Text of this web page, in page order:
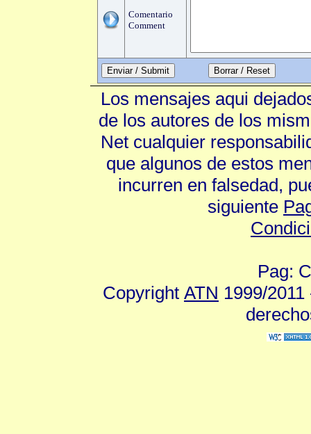
Comentario
Comment
Enviar / Submit
Los mensajes aqui
de los autores de los
Net cualquier
que algunos de estos
incurren en falsedad,
siguiente
Pag:
Copyright ATN 1999/